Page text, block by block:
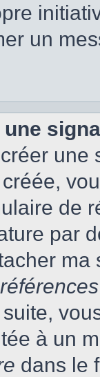
un
créée,
de
par
à un
dans le